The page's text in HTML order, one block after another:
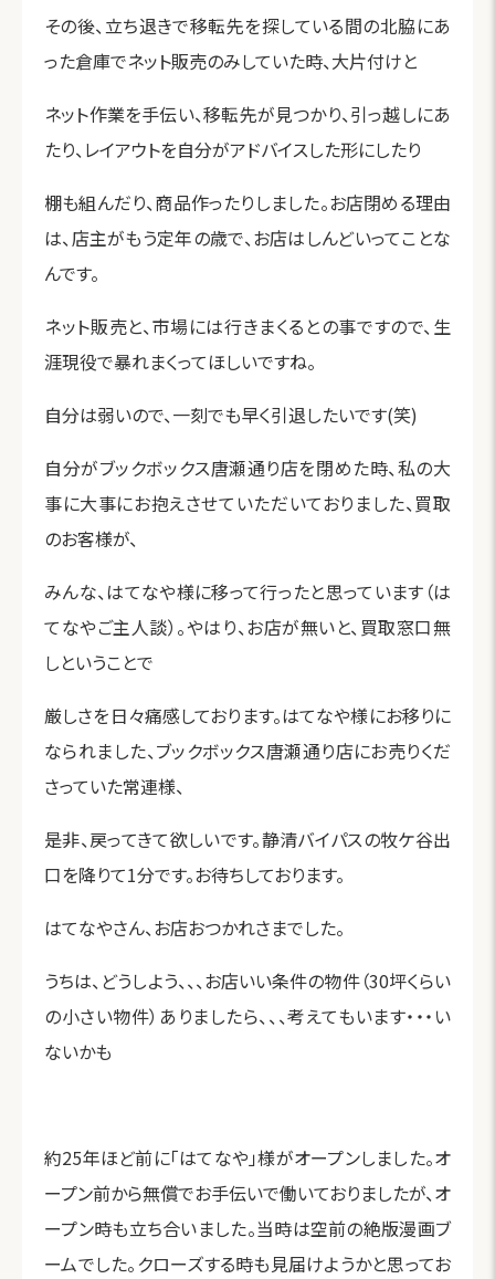
その後、立ち退きで移転先を探している間の北脇にあ
った倉庫でネット販売のみしていた時、大片付けと
ネット作業を手伝い、移転先が見つかり、引っ越しにあ
たり、レイアウトを自分がアドバイスした形にしたり
棚も組んだり、商品作ったりしました。お店閉める理由
は、店主がもう定年の歳で、お店はしんどいってことな
んです。
ネット販売と、市場には行きまくるとの事ですので、生
涯現役で暴れまくってほしいですね。
自分は弱いので、一刻でも早く引退したいです(笑)
自分がブックボックス唐瀬通り店を閉めた時、私の大
事に大事にお抱えさせていただいておりました、買取
のお客様が、
みんな、はてなや様に移って行ったと思っています（は
てなやご主人談）。やはり、お店が無いと、買取窓口無
しということで
厳しさを日々痛感しております。はてなや様にお移りに
なられました、ブックボックス唐瀬通り店にお売りくだ
さっていた常連様、
是非、戻ってきて欲しいです。静清バイパスの牧ケ谷出
口を降りて1分です。お待ちしております。
はてなやさん、お店おつかれさまでした。
うちは、どうしよう、、、お店いい条件の物件（30坪くらい
の小さい物件）ありましたら、、、考えてもいます・・・い
ないかも
約25年ほど前に「はてなや」様がオープンしました。オ
ープン前から無償でお手伝いで働いておりましたが、オ
ープン時も立ち合いました。当時は空前の絶版漫画ブ
ームでした。クローズする時も見届けようかと思ってお